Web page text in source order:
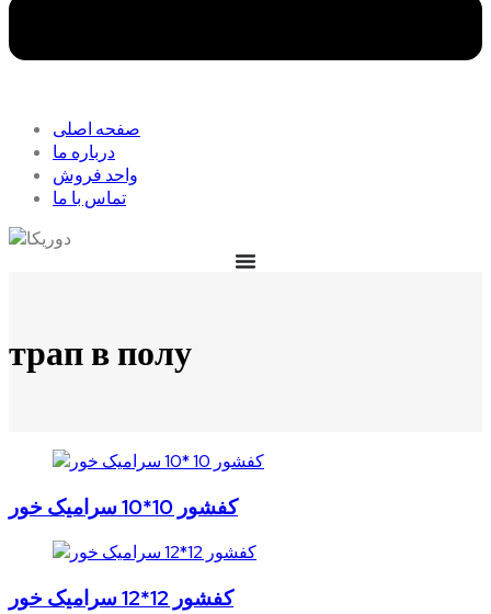
صفحه اصلی
درباره ما
واحد فروش
تماس با ما
трап в полу
کفشور 10*10 سرامیک خور
کفشور 12*12 سرامیک خور